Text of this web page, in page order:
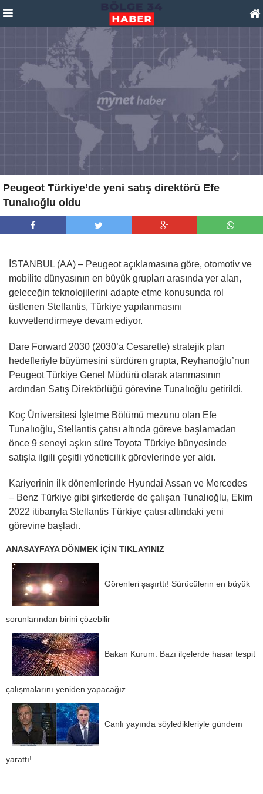
Peugeot Türkiye’de yeni satış direktörü Efe
Tunalıoğlu oldu
İSTANBUL (AA) – Peugeot açıklamasına göre, otomotiv ve
mobilite dünyasının en büyük grupları arasında yer alan,
geleceğin teknolojilerini adapte etme konusunda rol
üstlenen Stellantis, Türkiye yapılanmasını
kuvvetlendirmeye devam ediyor.
Dare Forward 2030 (2030’a Cesaretle) stratejik plan
hedefleriyle büyümesini sürdüren grupta, Reyhanoğlu’nun
Peugeot Türkiye Genel Müdürü olarak atanmasının
ardından Satış Direktörlüğü görevine Tunalıoğlu getirildi.
Koç Üniversitesi İşletme Bölümü mezunu olan Efe
Tunalıoğlu, Stellantis çatısı altında göreve başlamadan
önce 9 seneyi aşkın süre Toyota Türkiye bünyesinde
satışla ilgili çeşitli yöneticilik görevlerinde yer aldı.
Kariyerinin ilk dönemlerinde Hyundai Assan ve Mercedes
– Benz Türkiye gibi şirketlerde de çalışan Tunalıoğlu, Ekim
2022 itibarıyla Stellantis Türkiye çatısı altındaki yeni
görevine başladı.
ANASAYFAYA DÖNMEK İÇİN TIKLAYINIZ
Görenleri şaşırttı! Sürücülerin en büyük
sorunlarından birini çözebilir
Bakan Kurum: Bazı ilçelerde hasar tespit
çalışmalarını yeniden yapacağız
Canlı yayında söyledikleriyle gündem
yarattı!